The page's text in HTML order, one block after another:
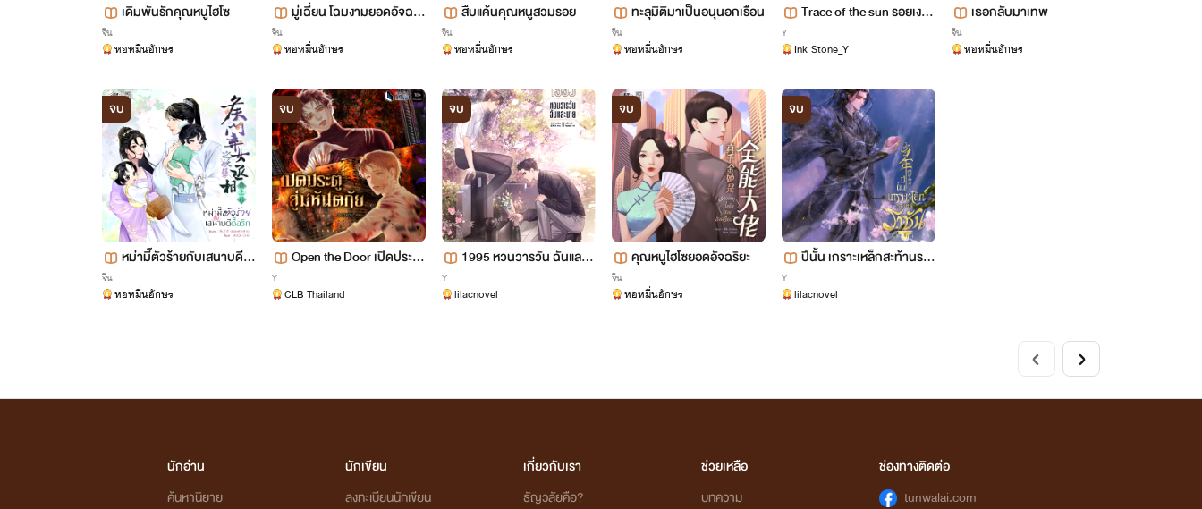
เดิมพันรักคุณหนูไฮโซ
จีน
หอหมื่นอักษร
มู่เฉี่ยน โฉมงามยอดอัจฉริ
จีน
หอหมื่นอักษร
สืบแค้นคุณหนูสวมรอย
จีน
หอหมื่นอักษร
ทะลุมิติมาเป็นอนุนอกเรือน
จีน
หอหมื่นอักษร
Trace of the sun รอยเงาใ
Y
Ink Stone_Y
เธอกลับมาเทพ
จีน
หอหมื่นอักษร
จบ
หม่ามี๊ตัวร้ายกับเสนาบดีตื๊
จีน
หอหมื่นอักษร
จบ
Open the Door เปิดประตู
Y
CLB Thailand
จบ
1995 หวนวารวัน ฉันและน
Y
lilacnovel
จบ
คุณหนูไฮโซยอดอัจฉริยะ
จีน
หอหมื่นอักษร
จบ
ปีนั้น เกราะเหล็กสะท้านรา
Y
lilacnovel
นักอ่าน
ค้นหานิยาย
นักเขียน
ลงทะเบียนนักเขียน
เกี่ยวกับเรา
ธัญวลัยคือ?
ช่วยเหลือ
บทความ
ช่องทางติดต่อ
tunwalai.com